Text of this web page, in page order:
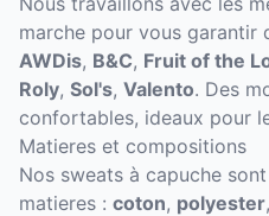
marche pour vous garantir
AWDis, B&C, Fruit of the
Roly, Sol's, Valento. Des
confortables, ideaux pour
Matieres et compositions
Nos sweats à capuche
matieres : coton, polyester